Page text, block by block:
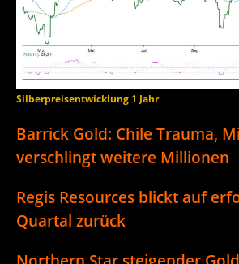
Silberpreisentwicklung 1 Jahr
Barrick Gold: Chile Trauma,
verschlingt weitere Millionen
Regis Resources blickt auf
Quartal zurück